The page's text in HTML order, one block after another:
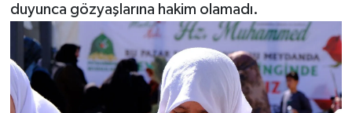
duyunca gözyaşlarına hakim olamadı.